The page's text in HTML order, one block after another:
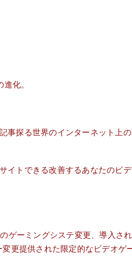
化。
探る世界のインターネット上
トできる改善するあなたのビデ
ーミングシステ変更、導入さ
更提供された限定的なビデオゲ